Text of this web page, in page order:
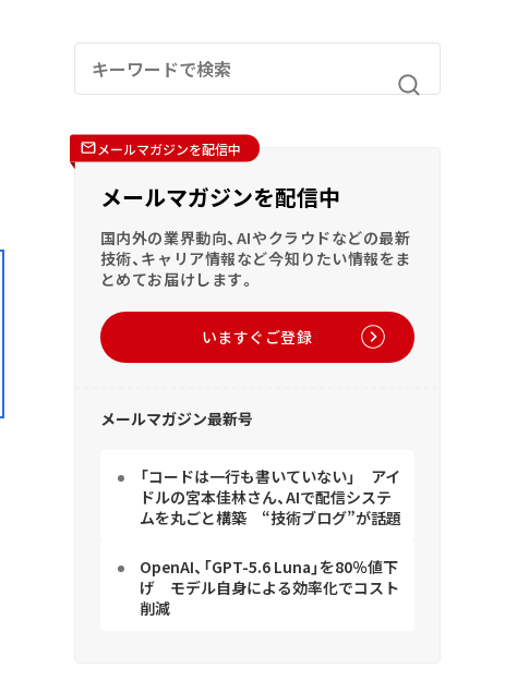
メールマガジンを配信中
メールマガジンを配信中
国内外の業界動向、AIやクラウドなどの最新
技術、キャリア情報など今知りたい情報をま
とめてお届けします。
いますぐご登録
メールマガジン最新号
「コードは一行も書いていない」 アイ
ドルの宮本佳林さん、AIで配信システ
ムを丸ごと構築 “技術ブログ”が話題
OpenAI、「GPT-5.6 Luna」を80％値下
げ モデル自身による効率化でコスト
削減